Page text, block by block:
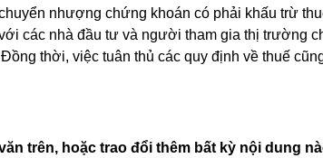
nhượng chứng khoán có phải khấu trừ
các nhà đầu tư và người tham gia thị trường
thời, việc tuân thủ các quy định về thuế
trên, hoặc trao đổi thêm bất kỳ nội dung